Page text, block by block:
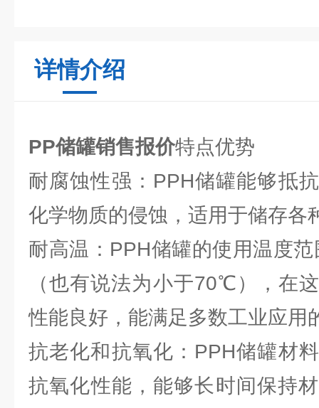
详情介绍
PP储罐销售报价特点优势
耐腐蚀性强：PPH储罐能够抵
化学物质的侵蚀，适用于储存各
耐高温：PPH储罐的使用温度
（也有说法为小于70℃），在
性能良好，能满足多数工业应用
抗老化和抗氧化：PPH储罐材
抗氧化性能，能够长时间保持